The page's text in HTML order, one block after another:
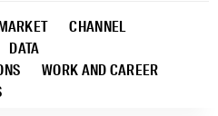
CHANNEL
DATA
WORK AND CAREER